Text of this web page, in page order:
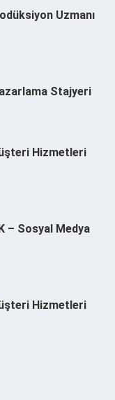
Uzmanı
Stajyeri
Hizmetleri
– Sosyal Medya
Hizmetleri